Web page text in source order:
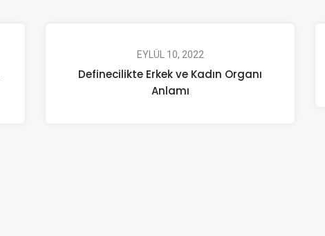
EYLÜL 10, 2022
Definecilikte Erkek ve Kadın Organı
Anlamı